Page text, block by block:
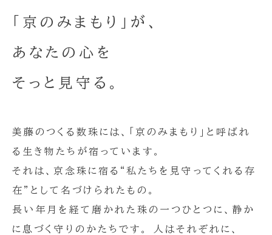
「京のみまもり」が、
あなたの心を
そっと見守る。
美藤のつくる数珠には、「京のみまもり」と呼ばれ
る生き物たちが宿っています。
それは、京念珠に宿る“私たちを見守ってくれる存
在”として名づけられたもの。
長い年月を経て磨かれた珠の一つひとつに、静か
に息づく守りのかたちです。 人はそれぞれに、